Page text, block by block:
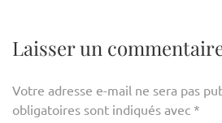
Laisser un
Votre adresse e-mail ne sera pas
obligatoires sont indiqués avec *